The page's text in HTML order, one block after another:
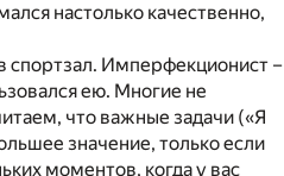
настолько качественно,
спортзал. Имперфекционист –
ею. Многие не
что важные задачи («Я
значение, только если
моментов, когда у вас